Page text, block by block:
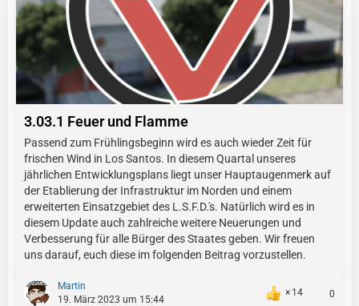
3.03.1 Feuer und Flamme
Passend zum Frühlingsbeginn wird es auch wieder Zeit für
frischen Wind in Los Santos. In diesem Quartal unseres
jährlichen Entwicklungsplans liegt unser Hauptaugenmerk auf
der Etablierung der Infrastruktur im Norden und einem
erweiterten Einsatzgebiet des L.S.F.D.'s. Natürlich wird es in
diesem Update auch zahlreiche weitere Neuerungen und
Verbesserung für alle Bürger des Staates geben. Wir freuen
uns darauf, euch diese im folgenden Beitrag vorzustellen.
Martin
19. März 2023 um 15:44
14 0